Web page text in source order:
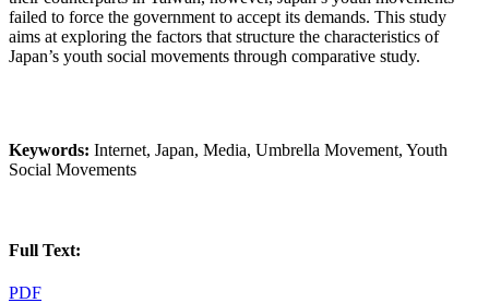
failed to force the government to accept its demands. This study
aims at exploring the factors that structure the characteristics of
Japan’s youth social movements through comparative study.
Keywords: Internet, Japan, Media, Umbrella Movement, Youth
Social Movements
Full Text:
PDF